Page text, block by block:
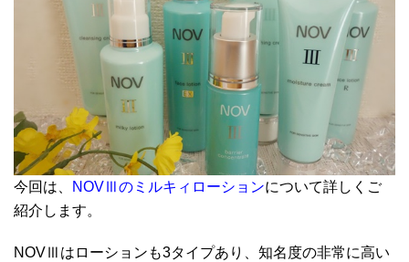
今回は、 NOVⅢのミルキィローションについて詳しくご
紹介します。
NOVⅢはローションも3タイプあり、知名度の非常に高い